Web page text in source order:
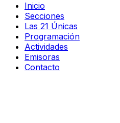
Inicio
Secciones
Las 21 Únicas
Programación
Actividades
Emisoras
Contacto